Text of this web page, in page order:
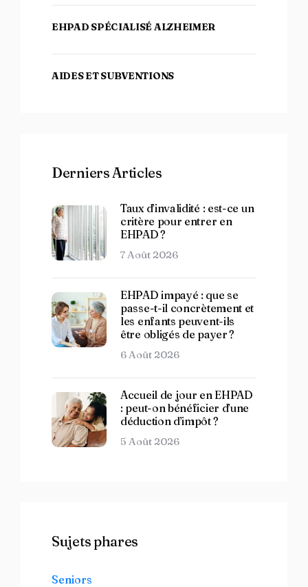
EHPAD SPÉCIALISÉ ALZHEIMER
AIDES ET SUBVENTIONS
Derniers Articles
Taux d’invalidité : est-ce un
critère pour entrer en
EHPAD ?
7 Août 2026
EHPAD impayé : que se
passe-t-il concrètement et
les enfants peuvent-ils
être obligés de payer ?
6 Août 2026
Accueil de jour en EHPAD
: peut-on bénéficier d’une
déduction d’impôt ?
5 Août 2026
Sujets phares
Seniors